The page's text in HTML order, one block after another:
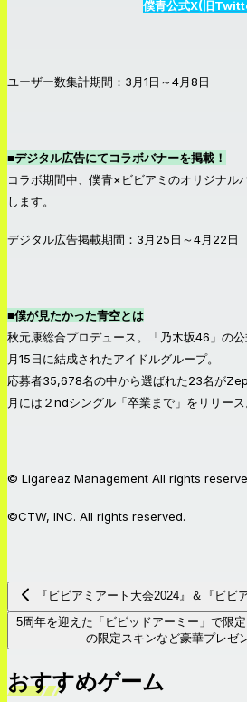
僕青公式X(旧
ユーザー数集計期間：3月1日～4月8日
■デジタル広告にてコラボバナーを掲載！
コラボ期間中、僕青×ビビアミのオリジナル
します。
デジタル広告掲載期間：3月25日～4月22日
■僕が見たかった青空とは
秋元康総合プロデュース。「乃木坂46」の
月15日に結成されたアイドルグループ。
応募者35,678名の中から選ばれた23名が
月には２ndシングル「卒業まで」をリリース
© Ligareaz Management All rights
©CTW, INC. All rights reserved.
『ビビアミアート大会2024』＆『ビビ
5周年を迎えた「ビビッドアーミー」で限
の限定スキンなど豪華プレゼ
おすすめゲーム